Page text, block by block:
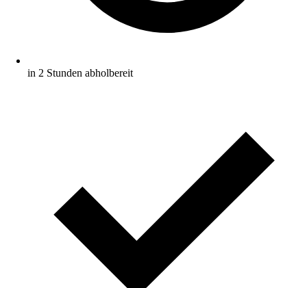
in 2 Stunden abholbereit